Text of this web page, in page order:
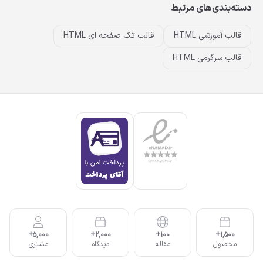
دسته‌بندی‌های مرتبط
قالب آموزشی HTML
قالب تک صفحه ای HTML
قالب سرگرمی HTML
1,500+
محصول
100+
مقاله
2,000+
دیدگاه
5,000+
مشتری